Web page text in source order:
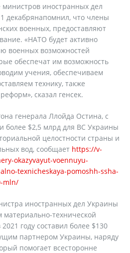
министров иностранных дел
декабрянапомнил, что члены
военных, предоставляют
«НАТО будет активно
военных возможностей
обеспечат им возможность
учения, обеспечиваем
технику, также
сказал генсек.
генерала Ллойда Остина, с
более $2,5 млрд для ВС Украины
целостности страны и
вод, сообщает https://v-
okazyvayut-voennuyu-
texnicheskaya-pomoshh-ssha-
mln/
иностранных дел Украины
технической
году составил более $130
партнером Украины, наряду
помогает всесторонне